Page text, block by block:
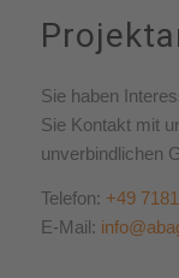
Sie haben
Sie Kontakt mit
unverbindlichen
Telefon: +49
E-Mail: